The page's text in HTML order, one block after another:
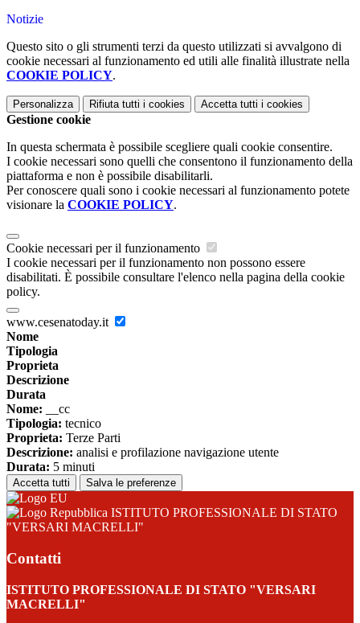
Notizie
Questo sito o gli strumenti terzi da questo utilizzati si avvalgono di
cookie necessari al funzionamento ed utili alle finalità illustrate nella
COOKIE POLICY.
Personalizza Rifiuta tutti i cookies Accetta tutti i cookies
Gestione cookie
In questa schermata è possibile scegliere quali cookie consentire.
I cookie necessari sono quelli che consentono il funzionamento della
piattaforma e non è possibile disabilitarli.
Per conoscere quali sono i cookie necessari al funzionamento potete
visionare la COOKIE POLICY.
Cookie necessari per il funzionamento
I cookie necessari per il funzionamento non possono essere
disabilitati. È possibile consultare l'elenco nella pagina della cookie
policy.
www.cesenatoday.it
Nome
Tipologia
Proprieta
Descrizione
Durata
Nome: __cc
Tipologia: tecnico
Proprieta: Terze Parti
Descrizione: analisi e profilazione navigazione utente
Durata: 5 minuti
Accetta tutti Salva le preferenze
ISTITUTO PROFESSIONALE DI STATO
"VERSARI MACRELLI"
Contatti
ISTITUTO PROFESSIONALE DI STATO "VERSARI
MACRELLI"